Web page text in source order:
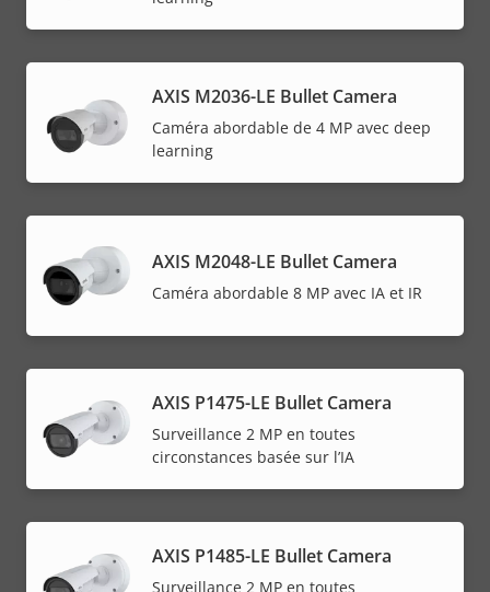
AXIS M2036-LE Bullet Camera
Caméra abordable de 4 MP avec deep
learning
AXIS M2048-LE Bullet Camera
Caméra abordable 8 MP avec IA et IR
AXIS P1475-LE Bullet Camera
Surveillance 2 MP en toutes
circonstances basée sur l’IA
AXIS P1485-LE Bullet Camera
Surveillance 2 MP en toutes